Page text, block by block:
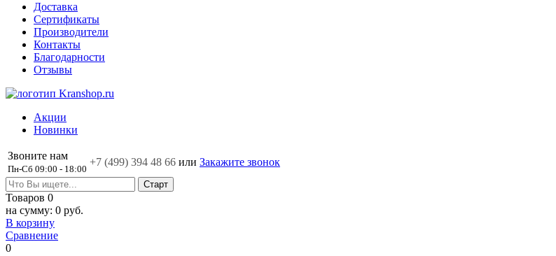
Доставка
Сертификаты
Производители
Контакты
Благодарности
Отзывы
Акции
Новинки
Звоните нам
Пн-Сб 09:00 - 18:00
+7 (499) 394 48 66 или Закажите звонок
Товаров 0
на сумму: 0 руб.
В корзину
Сравнение
0